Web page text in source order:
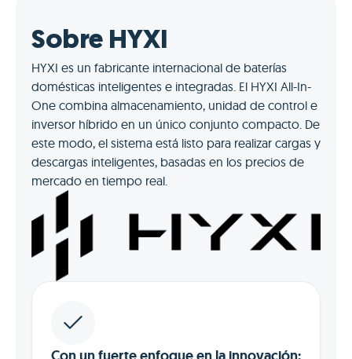
Sobre HYXI
HYXI es un fabricante internacional de baterías
domésticas inteligentes e integradas. El HYXI All-In-
One combina almacenamiento, unidad de control e
inversor híbrido en un único conjunto compacto. De
este modo, el sistema está listo para realizar cargas y
descargas inteligentes, basadas en los precios de
mercado en tiempo real.